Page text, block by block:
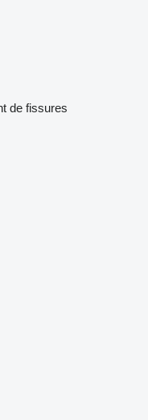
de fissures